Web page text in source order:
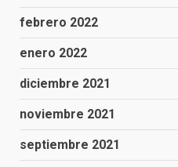
febrero 2022
enero 2022
diciembre 2021
noviembre 2021
septiembre 2021